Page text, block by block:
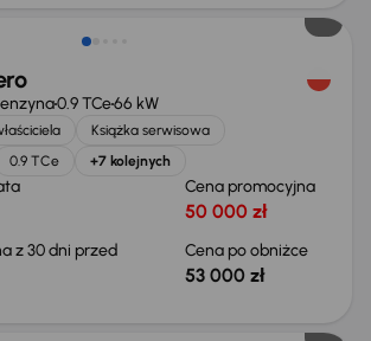
0.9 TCe66 kW
Książka serwisowa
0.9 TCe +7 kolejnych
Cena promocyjna
50 000 zł
z 30 dni przed
Cena po obniżce
53 000 zł